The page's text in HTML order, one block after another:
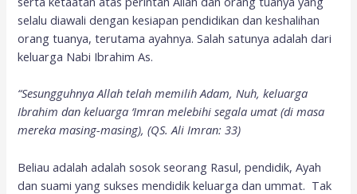
selalu diawali dengan kesiapan pendidikan dan keshalihan
orang tuanya, terutama ayahnya. Salah satunya adalah dari
keluarga Nabi Ibrahim As.
“Sesungguhnya Allah telah memilih Adam, Nuh, keluarga
Ibrahim dan keluarga ‘Imran melebihi segala umat (di masa
mereka masing-masing), (QS. Ali Imran: 33)
Beliau adalah adalah sosok seorang Rasul, pendidik, Ayah
dan suami yang sukses mendidik keluarga dan ummat. Tak